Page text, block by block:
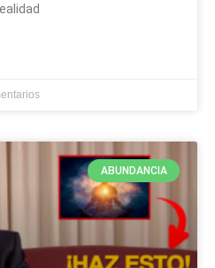
ABUNDANCIA